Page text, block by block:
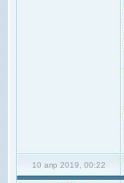
10 апр 2019, 00:22